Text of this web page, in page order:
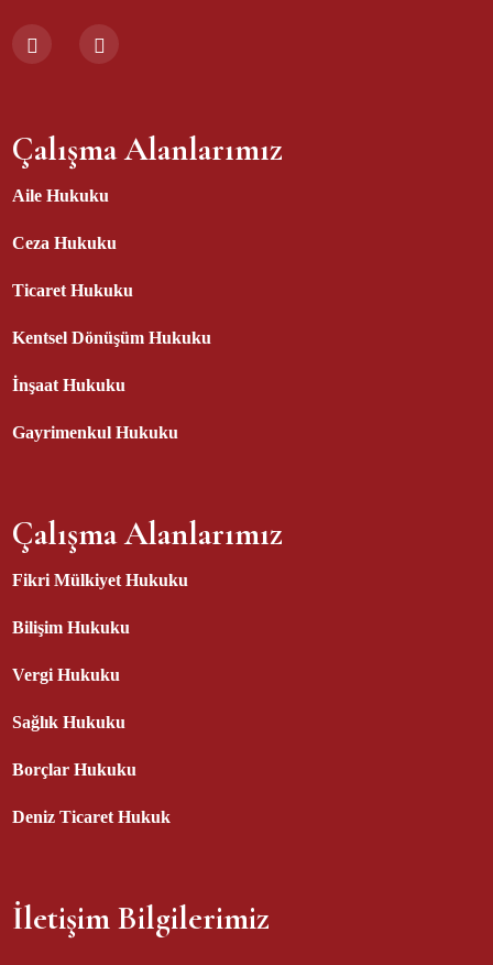
Çalışma Alanlarımız
Aile Hukuku
Ceza Hukuku
Ticaret Hukuku
Kentsel Dönüşüm Hukuku
İnşaat Hukuku
Gayrimenkul Hukuku
Çalışma Alanlarımız
Fikri Mülkiyet Hukuku
Bilişim Hukuku
Vergi Hukuku
Sağlık Hukuku
Borçlar Hukuku
Deniz Ticaret Hukuk
İletişim Bilgilerimiz